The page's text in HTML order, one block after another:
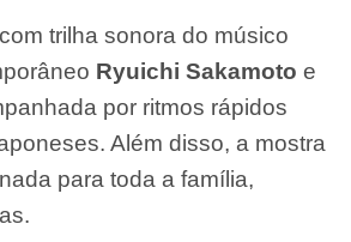
trilha sonora do músico
Ryuichi Sakamoto e
por ritmos rápidos
Além disso, a mostra
para toda a família,